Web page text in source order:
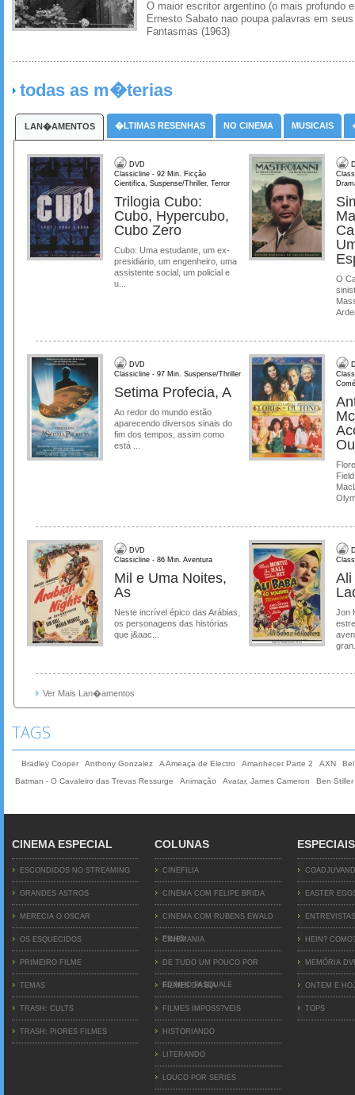
O maior escritor argentino (o mais profundo
Ernesto Sabato nao poupa palavras em
Fantasmas (1963)
todas as m�terias
LAN�AMENTOS �LTIMAS RESENHAS NO CINEMA MUSICAIS
DVD
Classicline - 92 Min. Ficção
Cientifica, Suspense/Thriller, Terror
Trilogia Cubo:
Cubo, Hypercubo,
Cubo Zero
Cubo: Uma estudante, um ex-
presidiário, um engenheiro, uma
assistente social, um policial e
u...
O
DVD
Classicline - 97 Min. Suspense/Thriller
Setima Profecia, A
Ao redor do mundo estão
aparecendo diversos sinais do
fim dos tempos, assim como
está ...
DVD
Classicline - 86 Min. Aventura
Mil e Uma Noites,
As
Neste incrível épico das Arábias,
os personagens das histórias
que j&aac...
Ali
Jon
Ver Mais Lan�amentos
TAGS
Bradley Cooper Anthony Gonzalez A Ameaça de Electro Amanhecer Parte 2 AXN
Bel
Batman - O Cavaleiro das Trevas Ressurge
Animação Avatar, James Cameron Ben Stiller
CINEMA ESPECIAL
ESCONDIDOS NO STREAMING
GRANDES ASTROS
MERECIA O OSCAR
OS ESQUECIDOS
PRIMEIRO FILME
TEMAS
TRASH: CULTS
TRASH: PIORES FILMES
COLUNAS
CINEFILIA
CINEMA COM FELIPE BRIDA
CINEMA COM RUBENS EWALD
FILHO
CINEMANIA
DE TUDO UM POUCO POR
EDINHO PASQUALE
FILMES DA BIA
FILMES IMPOSS?VEIS
HISTORIANDO
LITERANDO
LOUCO POR SERIES
ESPECIAIS
EASTER
ENTREVISTAS
HEIN?
MEMÓRIA
ONTEM E
TOPS